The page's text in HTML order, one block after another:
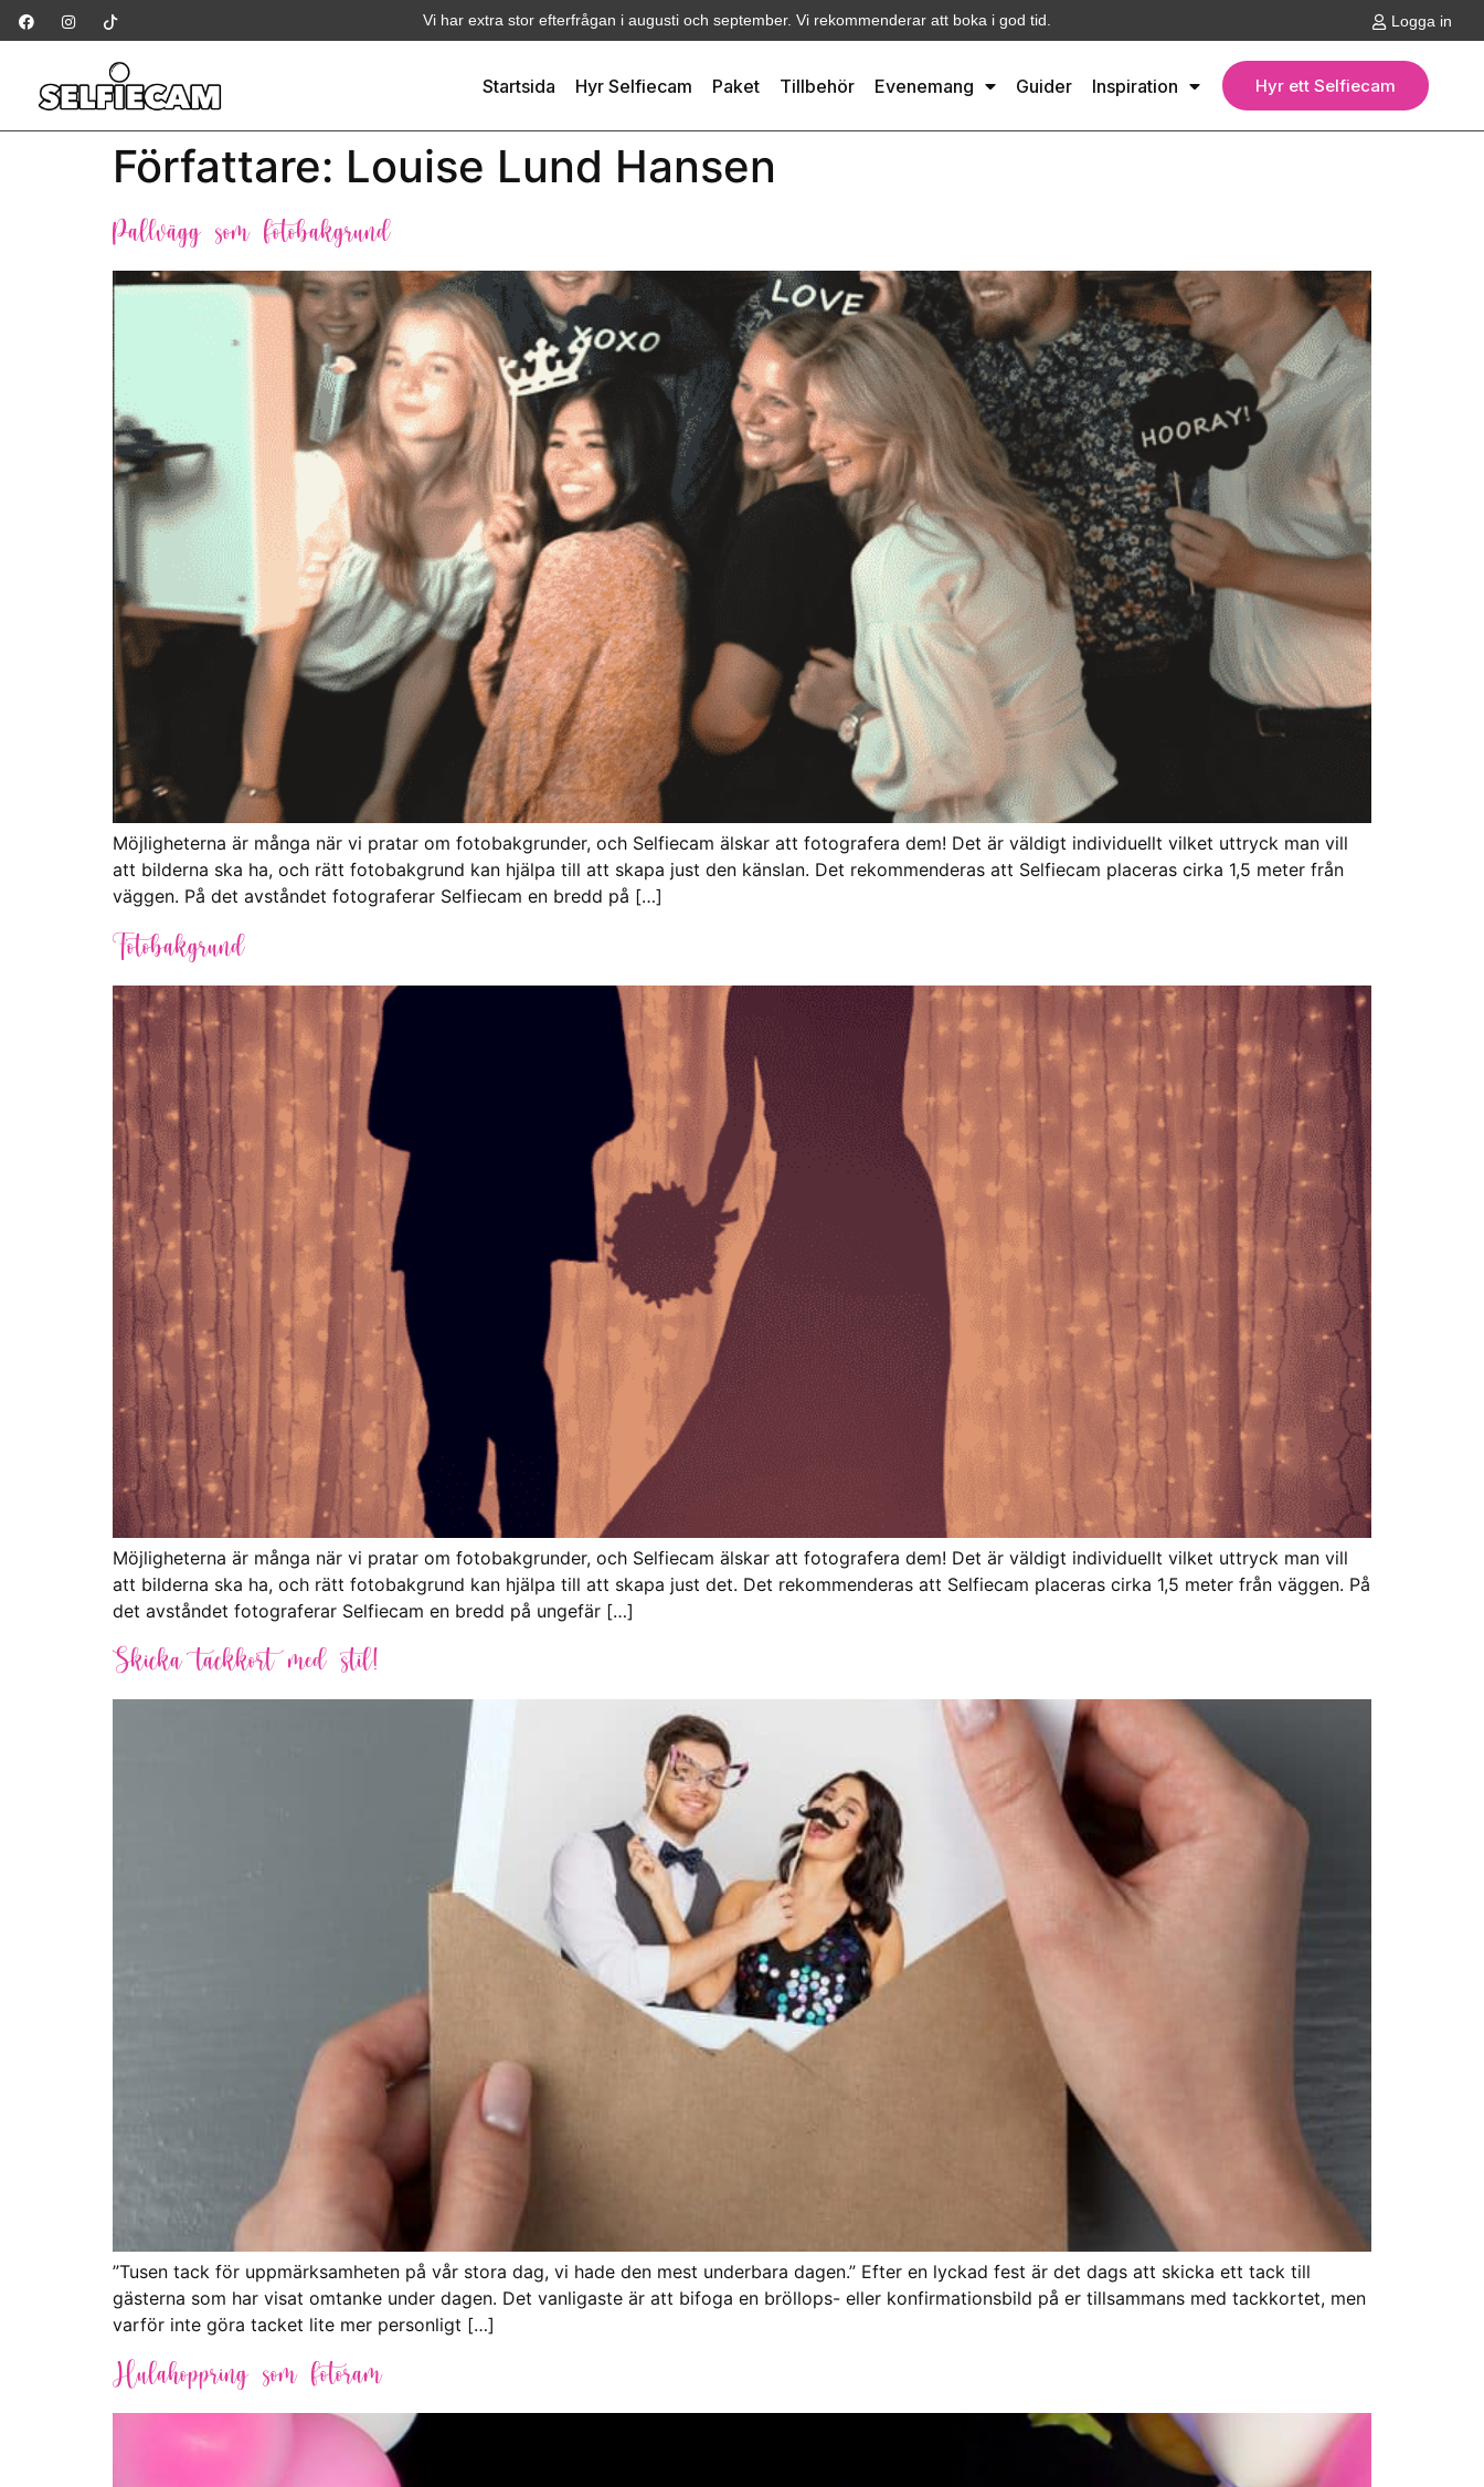
Vi har extra stor efterfrågan i augusti och september. Vi rekommenderar att boka i god tid. Logga in
Startsida Hyr Selfiecam Paket Tillbehör Evenemang Guider Inspiration Hyr ett Selfiecam
Författare: Louise Lund Hansen
Pallvägg som fotobakgrund
Möjligheterna är många när vi pratar om fotobakgrunder, och Selfiecam älskar att fotografera dem! Det är väldigt individuellt vilket uttryck man vill
att bilderna ska ha, och rätt fotobakgrund kan hjälpa till att skapa just den känslan. Det rekommenderas att Selfiecam placeras cirka 1,5 meter från
väggen. På det avståndet fotograferar Selfiecam en bredd på […]
Fotobakgrund
Möjligheterna är många när vi pratar om fotobakgrunder, och Selfiecam älskar att fotografera dem! Det är väldigt individuellt vilket uttryck man vill
att bilderna ska ha, och rätt fotobakgrund kan hjälpa till att skapa just det. Det rekommenderas att Selfiecam placeras cirka 1,5 meter från väggen. På
det avståndet fotograferar Selfiecam en bredd på ungefär […]
Skicka tackkort med stil!
”Tusen tack för uppmärksamheten på vår stora dag, vi hade den mest underbara dagen.” Efter en lyckad fest är det dags att skicka ett tack till
gästerna som har visat omtanke under dagen. Det vanligaste är att bifoga en bröllops- eller konfirmationsbild på er tillsammans med tackkortet, men
varför inte göra tacket lite mer personligt […]
Hulahoppring som fotoram